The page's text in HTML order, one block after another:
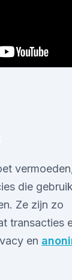
die
Ze zijn zo
transacties
en